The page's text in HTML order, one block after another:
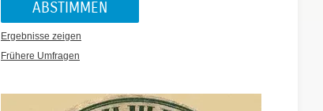
Ergebnisse zeigen
Frühere Umfragen